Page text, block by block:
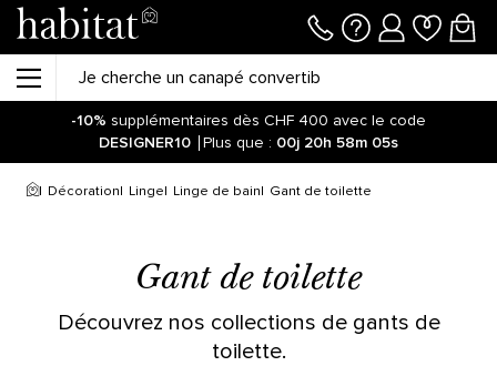
-10% supplémentaires dès CHF 400 avec le code
DESIGNER10
Plus que : 00j 20h 58m 05s
Décoration Linge Linge de bain Gant de toilette
Gant de toilette
Découvrez nos collections de gants de
toilette.